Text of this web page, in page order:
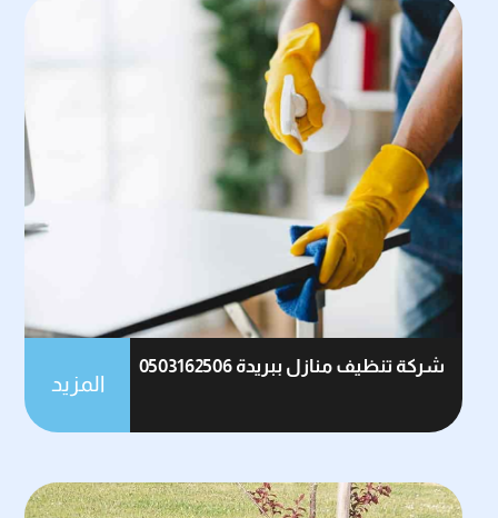
شركة تنظيف منازل ببريدة 0503162506
المزيد